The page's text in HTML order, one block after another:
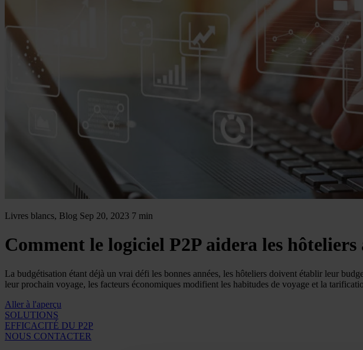
Livres blancs, Blog Sep 20, 2023 7 min
Comment le logiciel P2P aidera les
La budgétisation étant déjà un vrai défi les bonnes années, les hôteliers doivent établir leur
leur prochain voyage, les facteurs économiques modifient les habitudes de voyage et la
Aller à l'aperçu
SOLUTIONS
EFFICACITÉ DU P2P
NOUS CONTACTER